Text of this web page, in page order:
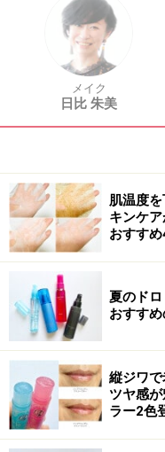
メイク
日比 朱美
肌温度
キンケ
おすす
夏のド
おすす
縦ジワ
ツヤ感
ラー2色